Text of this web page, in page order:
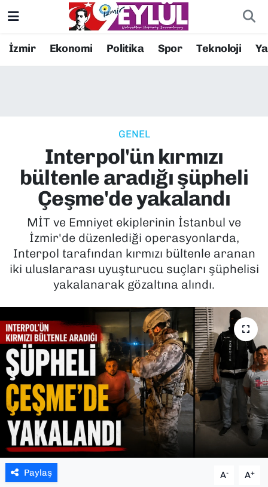
İzmir Ekonomi Politika Spor Teknoloji
GENEL
Interpol'ün kırmızı
bültenle aradığı şüpheli
Çeşme'de yakalandı
MİT ve Emniyet ekiplerinin İstanbul ve
İzmir'de düzenlediği operasyonlarda,
Interpol tarafından kırmızı bültenle aranan
iki uluslararası uyuşturucu suçları şüphelisi
yakalanarak gözaltına alındı.
Paylaş A- A+
Resmi İlanlar
EKONOMİ
KÜLTÜR SANAT
MAGAZİN
POLİTİKA
SAĞLIK
SPOR
TEKNOLOJİ
YAŞAM
YEREL YÖNETİMLER
Konak Nöbetçi Eczaneler
Süper Lig Puan Durumu ve Fikstür
Tüm Manşetler
Son Dakika Haberleri
Haber Arşivi